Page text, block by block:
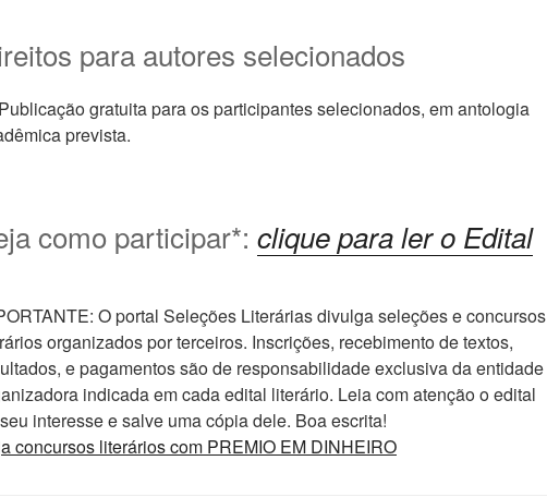
para autores selecionados
gratuita para os participantes selecionados, em antologia
prevista.
como participar*: clique para ler o Edital
O portal Seleções Literárias divulga seleções e concursos
organizados por terceiros. Inscrições, recebimento de textos,
e pagamentos são de responsabilidade exclusiva da entidade
indicada em cada edital literário. Leia com atenção o edital
interesse e salve uma cópia dele. Boa escrita!
concursos literários com PREMIO EM DINHEIRO